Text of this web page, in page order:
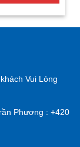
Vui Lòng
Phương : +420